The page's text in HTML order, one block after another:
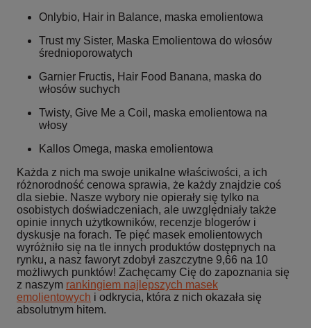
Onlybio, Hair in Balance, maska emolientowa
Trust my Sister, Maska Emolientowa do włosów
średnioporowatych
Garnier Fructis, Hair Food Banana, maska do
włosów suchych
Twisty, Give Me a Coil, maska emolientowa na
włosy
Kallos Omega, maska emolientowa
Każda z nich ma swoje unikalne właściwości, a ich
różnorodność cenowa sprawia, że każdy znajdzie coś
dla siebie. Nasze wybory nie opierały się tylko na
osobistych doświadczeniach, ale uwzględniały także
opinie innych użytkowników, recenzje blogerów i
dyskusje na forach. Te pięć masek emolientowych
wyróżniło się na tle innych produktów dostępnych na
rynku, a nasz faworyt zdobył zaszczytne 9,66 na 10
możliwych punktów! Zachęcamy Cię do zapoznania się
z naszym rankingiem najlepszych masek
emolientowych i odkrycia, która z nich okazała się
absolutnym hitem.